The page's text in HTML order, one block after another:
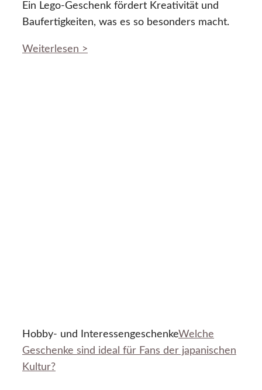
Ein Lego-Geschenk fördert Kreativität und
Baufertigkeiten, was es so besonders macht.
Weiterlesen >
Hobby- und InteressengeschenkeWelche
Geschenke sind ideal für Fans der japanischen
Kultur?